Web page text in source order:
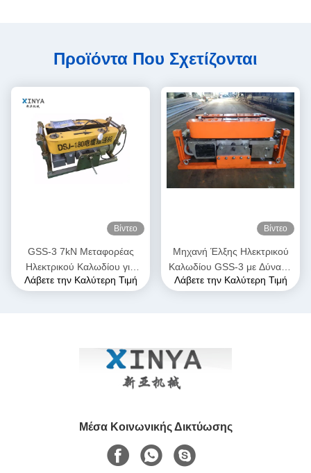
Προϊόντα Που Σχετίζονται
Βίντεο
GSS-3 7kN Μεταφορέας
Ηλεκτρικού Καλωδίου για
Υπόγεια Εγκατάσταση
Λάβετε την Καλύτερη Τιμή
Βίντεο
Μηχανή Έλξης Ηλεκτρικού
Καλωδίου GSS-3 με Δύναμη
Έλξης 7kN, Πιστοποιημένη
Λάβετε την Καλύτερη Τιμή
Μέσα Κοινωνικής Δικτύωσης